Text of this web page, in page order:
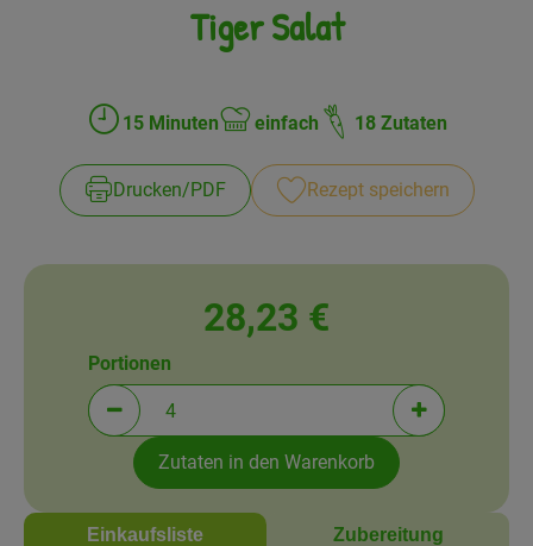
Gratis Ökokiste im Wert von 25 Euro
Veranstaltungen
Über uns
Tiger Salat
Zubreitungszeit:
15 Minuten
Schwierigkeit:
einfach 18 Zutaten
Drucken​/​PDF Rezept speichern
28,23 €
Portionen verringern (aktuell 4 Portionen
Portionen
Portionen
Zutaten in den Warenkorb
Einkaufsliste Zubereitung